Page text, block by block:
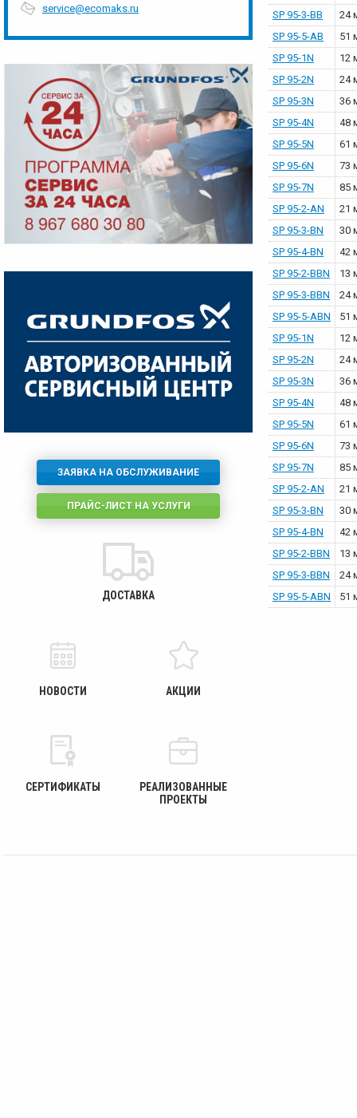
SP 95-3-BB
24
SP 95-5-AB
51
SP 95-1N
12
SP 95-2N
24
SP 95-3N
36
SP 95-4N
48
SP 95-5N
61
SP 95-6N
73
SP 95-7N
85
SP 95-2-AN
21
SP 95-3-BN
30
SP 95-4-BN
42
SP 95-2-BBN
13
SP 95-3-BBN
24
SP 95-5-ABN
51
SP 95-1N
12
SP 95-2N
24
SP 95-3N
36
SP 95-4N
48
SP 95-5N
61
SP 95-6N
73
SP 95-7N
85
SP 95-2-AN
21
SP 95-3-BN
30
SP 95-4-BN
42
SP 95-2-BBN
13
SP 95-3-BBN
24
SP 95-5-ABN
51
service@ecomaks.ru
ЗАЯВКА НА ОБСЛУЖИВАНИЕ
ПРАЙС-ЛИСТ НА УСЛУГИ
ДОСТАВКА
НОВОСТИ АКЦИИ
СЕРТИФИКАТЫ
РЕАЛИЗОВАННЫЕ
ПРОЕКТЫ